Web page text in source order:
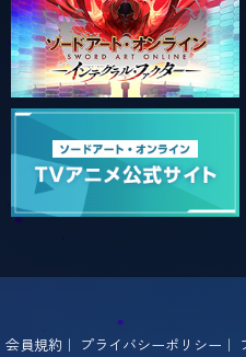
会員規約 ｜ プライバシーポリシー ｜